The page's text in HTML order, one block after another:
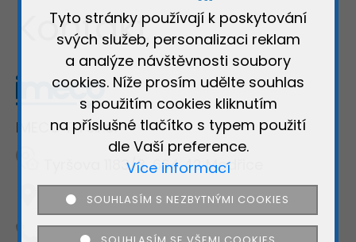
Kontakt
IMECO TH s.r.o.
Tyršova 1183/3, 664 42 Modřice
49.13574; 16.59988
Blokování reklam
×
Registrace
Jméno a
Děkujeme
Tyto stránky používají k poskytování
svých služeb, personalizaci reklam
a analýze návštěvnosti soubory
cookies. Níže prosím udělte souhlas
s použitím cookies kliknutím
na příslušné tlačítko s typem použití
dle Vaší preference.
Více informací
SOUHLASÍM S NEZBYTNÝMI COOKIES ×